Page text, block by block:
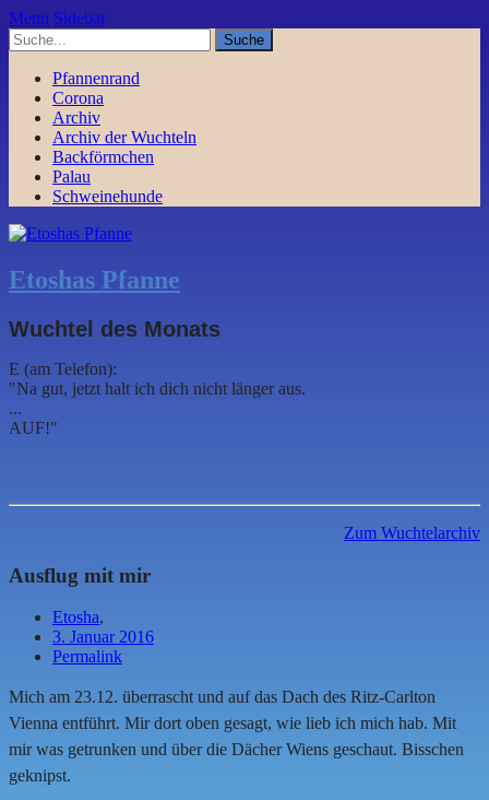
Menü Sidebar
Pfannenrand
Corona
Archiv
Archiv der Wuchteln
Backförmchen
Palau
Schweinehunde
Etoshas Pfanne
Wuchtel des Monats
E (am Telefon):
"Na gut, jetzt halt ich dich nicht länger aus.
...
AUF!"
Zum Wuchtelarchiv
Ausflug mit mir
Etosha,
3. Januar 2016
Permalink
Mich am 23.12. überrascht und auf das Dach des Ritz-Carlton
Vienna entführt. Mir dort oben gesagt, wie lieb ich mich hab. Mit
mir was getrunken und über die Dächer Wiens geschaut. Bisschen
geknipst.